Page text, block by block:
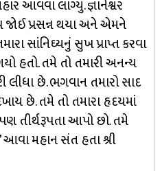
આવવા લાગ્યું. જ્ઞાનેશ્વર
જોઈ પ્રસન્ન થયા અને એમને
સાંનિઘ્યનું સુખ પ્રાપ્ત કરવા
હતો. તમે તો તમારી અનન્ય
લીધા છે. ભગવાન તમારો સાદ
છે. તમે તો તમારા હૃદયમાં
પણ તીર્થરૂપતા આપો છો. તમે
મહાન સંત હતા શ્રી